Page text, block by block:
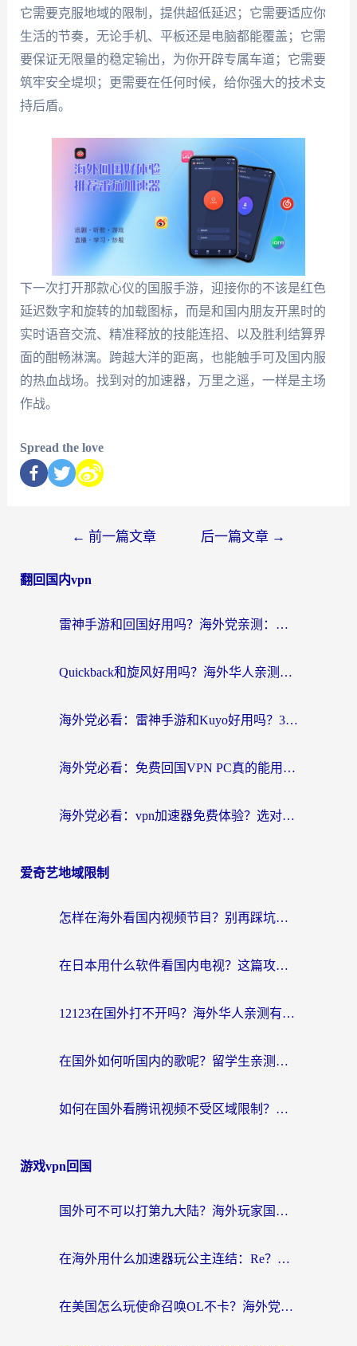
它需要克服地域的限制，提供超低延迟；它需要适应你
生活的节奏，无论手机、平板还是电脑都能覆盖；它需
要保证无限量的稳定输出，为你开辟专属车道；它需要
筑牢安全堤坝；更需要在任何时候，给你强大的技术支
持后盾。
下一次打开那款心仪的国服手游，迎接你的不该是红色
延迟数字和旋转的加载图标，而是和国内朋友开黑时的
实时语音交流、精准释放的技能连招、以及胜利结算界
面的酣畅淋漓。跨越大洋的距离，也能触手可及国内服
的热血战场。找到对的加速器，万里之遥，一样是主场
作战。
Spread the love
← 前一篇文章 后一篇文章 →
翻回国内vpn
雷神手游和回国好用吗？海外党亲测：选对加速器才能无缝刷剧打游戏
Quickback和旋风好用吗？海外华人亲测：选对回国加速器才能无缝看央视5
海外党必看：雷神手游和Kuyo好用吗？3款回国加速器实测+避坑指南
海外党必看：免费回国VPN PC真的能用？附国内高速VPN选择全攻略
海外党必看：vpn加速器免费体验？选对回国加速器才能无缝刷国内剧玩国服
爱奇艺地域限制
怎样在海外看国内视频节目？别再踩坑！留学生和海外华人的专属解决方案
在日本用什么软件看国内电视？这篇攻略帮你告别地域限制
12123在国外打不开吗？海外华人亲测有效的回国加速方案
在国外如何听国内的歌呢？留学生亲测有效的回国加速方案
如何在国外看腾讯视频不受区域限制？留学生亲测有效的回国加速指南
游戏vpn回国
国外可不可以打第九大陆？海外玩家国服畅玩终极指南（附3大热门游戏解决妙招）
在海外用什么加速器玩公主连结：Re？老玩家亲测的稳定方案来了
在美国怎么玩使命召唤OL不卡？海外党亲测有效的国服游戏加速器指南